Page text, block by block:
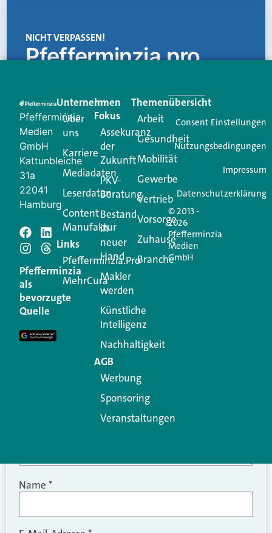
NICHT VERPASSEN!
Pfefferminzia.pro
Creator für Ihre Kundenkommunikation. Alles, was
Ihren Vertriebsalltag leichter macht. Mit nur einem
Login.
Jetzt anmelden
Schreiben Sie einen
Kommentar
Ihre E-Mail-Adresse wird nicht veröffentlicht.
Erforderliche Felder sind mit
Kommentar
Name *
Pfefferminzia
Medien
GmbH
Kattunbleiche
31a
22041
Hamburg
Pfefferminzia
als
bevorzugte
Quelle
Unternehmen
Über
uns
Karriere
Mediadaten
Leserdaten
Content
Manufaktur
Links
Pfefferminzia.Pro
MehrCura
Im
Fokus
Assekuranz
der
Zukunft
PKV-
Beratung
Bestand
in
neuer
Hand
Makler
werden
Künstliche
Intelligenz
Nachhaltigkeit
AGB
Werbung
Sponsoring
Veranstaltungen
Themenübersicht
Arbeit
Gesundheit
Mobilität
Gewerbe
Vertrieb
Vorsorge
Zuhause
Branche
© 2013 -
2026
Pfefferminzia
Medien
GmbH
Consent Einstellungen
Nutzungsbedingungen
Impressum
Datenschutzerklärung